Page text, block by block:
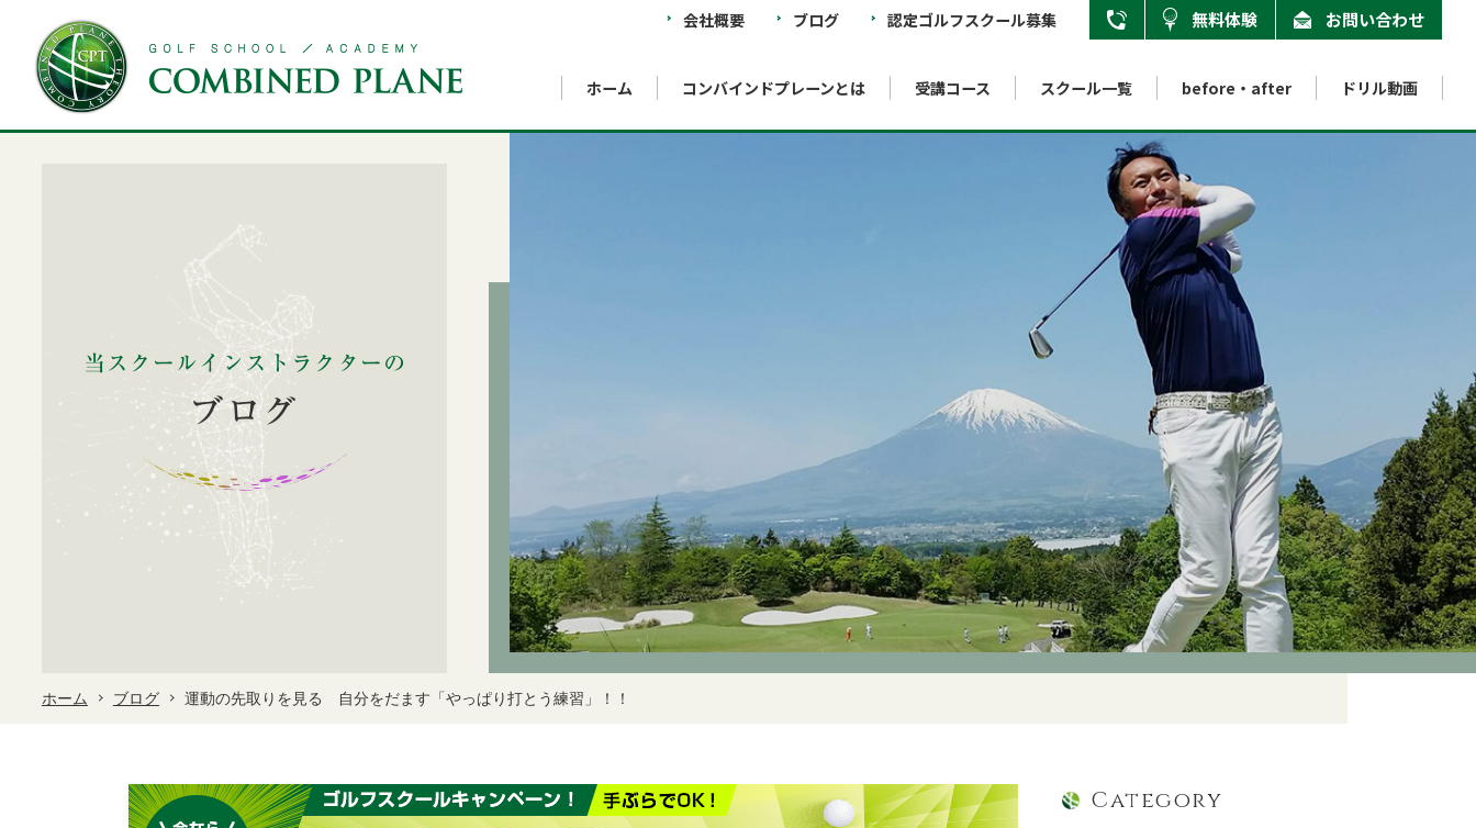
会社概要 ブログ 認定ゴルフスクール募集
用賀校
03-6805-7519
本厚木校
046-205-7172
八王子みなみ野校
042-683-4925
インターネット校
03-6913-5455
インストラクター養成スクール
03-6805-7572
無料体験 お問い合わせ
ホーム コンバインドプレーンとは
About swing instruction method
スイング指導法について
受講コース
Internet golf school
インターネットゴルフスクール
スクール一覧
インターネット校
before・after ドリル動画
当スクールインストラクターの
ブログ
ホーム ブログ 運動の先取りを見る 自分をだます「やっぱり打とう練習」！！
Category